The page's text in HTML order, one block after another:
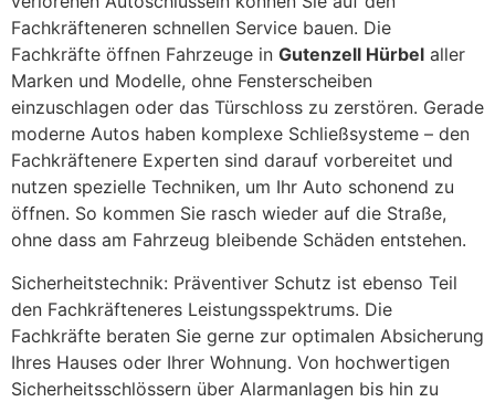
Fachkräfteneren schnellen Service bauen. Die
Fachkräfte öffnen Fahrzeuge in Gutenzell Hürbel aller
Marken und Modelle, ohne Fensterscheiben
einzuschlagen oder das Türschloss zu zerstören. Gerade
moderne Autos haben komplexe Schließsysteme – den
Fachkräftenere Experten sind darauf vorbereitet und
nutzen spezielle Techniken, um Ihr Auto schonend zu
öffnen. So kommen Sie rasch wieder auf die Straße,
ohne dass am Fahrzeug bleibende Schäden entstehen.
Sicherheitstechnik: Präventiver Schutz ist ebenso Teil
den Fachkräfteneres Leistungsspektrums. Die
Fachkräfte beraten Sie gerne zur optimalen Absicherung
Ihres Hauses oder Ihrer Wohnung. Von hochwertigen
Sicherheitsschlössern über Alarmanlagen bis hin zu